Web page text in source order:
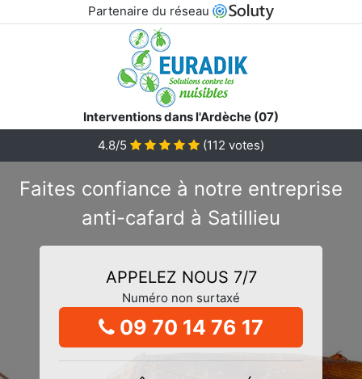
Partenaire du réseau
Interventions dans l'Ardèche (07)
4.8/5
(112 votes)
Faites confiance à notre entreprise
anti-cafard à Satillieu
APPELEZ NOUS 7/7
Numéro non surtaxé
09 70 14 76 17